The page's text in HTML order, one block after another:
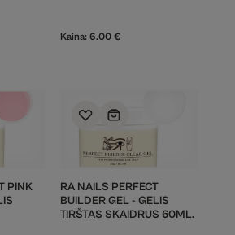
Kaina: 6.00 €
PINK
RA NAILS PERFECT
BUILDER GEL - GELIS
TIRŠTAS SKAIDRUS 60ML.